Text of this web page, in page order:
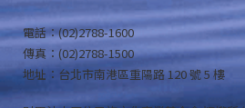
電話：(02)2788-1600
傳真：(02)2788-1500
地址：台北市南港區重陽路 120 號 5 樓